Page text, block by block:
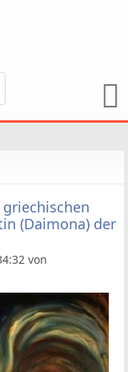
(Daimona) der
von